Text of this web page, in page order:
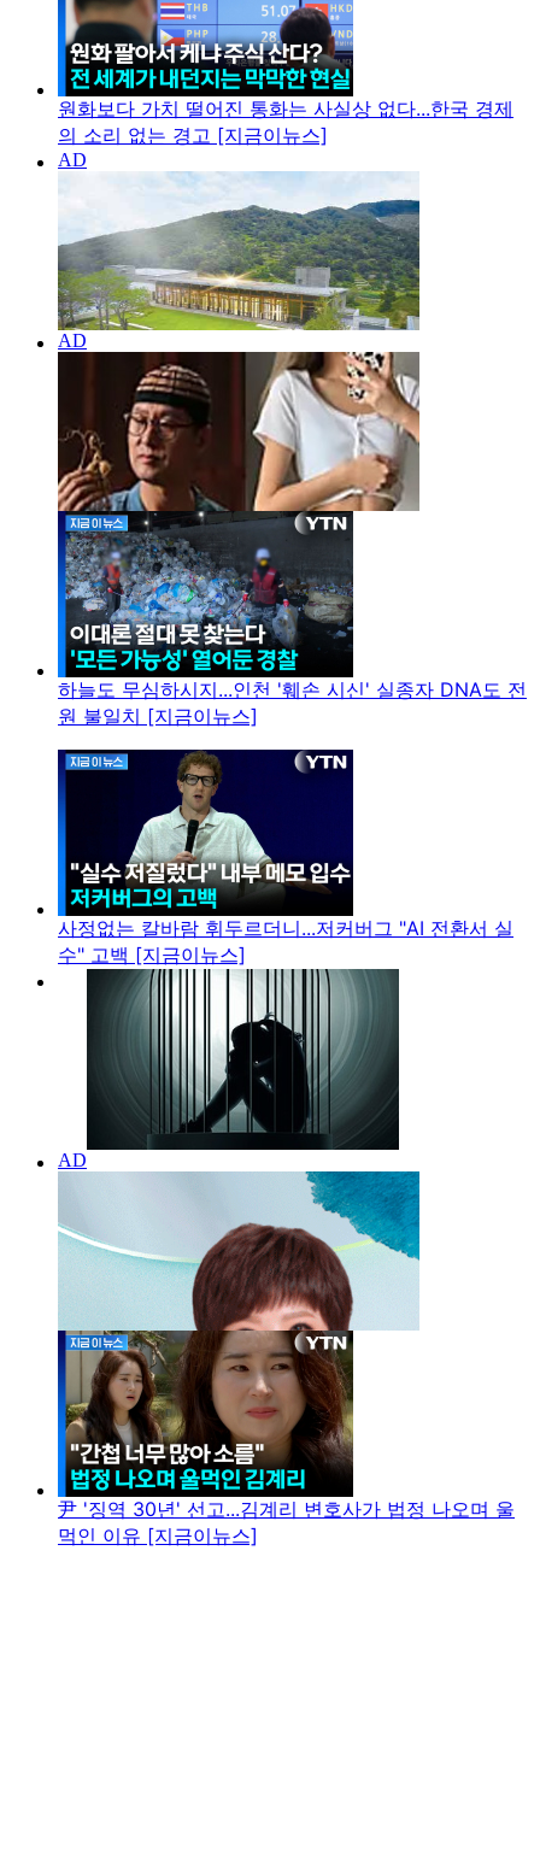
원화보다 가치 떨어진 통화는 사실상 없다...한국 경제
의 소리 없는 경고 [지금이뉴스]
하늘도 무심하시지...인천 '훼손 시신' 실종자 DNA도 전
원 불일치 [지금이뉴스]
사정없는 칼바람 휘두르더니...저커버그 "AI 전환서 실
수" 고백 [지금이뉴스]
尹 '징역 30년' 선고...김계리 변호사가 법정 나오며 울
먹인 이유 [지금이뉴스]